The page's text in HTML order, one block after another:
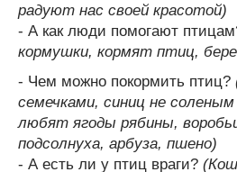
радуют нас своей красотой)
- А как люди помогают
кормушки, кормят птиц,
- Чем можно покормить птиц?
семечками, синиц не
любят ягоды рябины,
подсолнуха, арбуза, пшено)
- А есть ли у птиц враги?